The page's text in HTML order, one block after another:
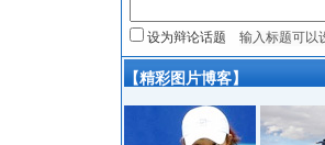
设为辩论话题
【精彩图片博客】